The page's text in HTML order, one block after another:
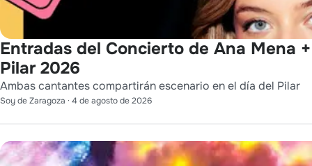
Entradas del Concierto de Ana Mena
Pilar 2026
Ambas cantantes compartirán escenario en el día del Pilar
Soy de Zaragoza · 4 de agosto de 2026